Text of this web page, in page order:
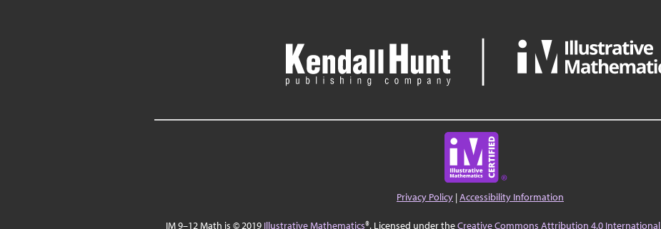
Privacy Policy |Accessibility Information
IM 9–12 Math is © 2019 Illustrative Mathematics®. Licensed under theCreative Commons Attribution 4.0 International